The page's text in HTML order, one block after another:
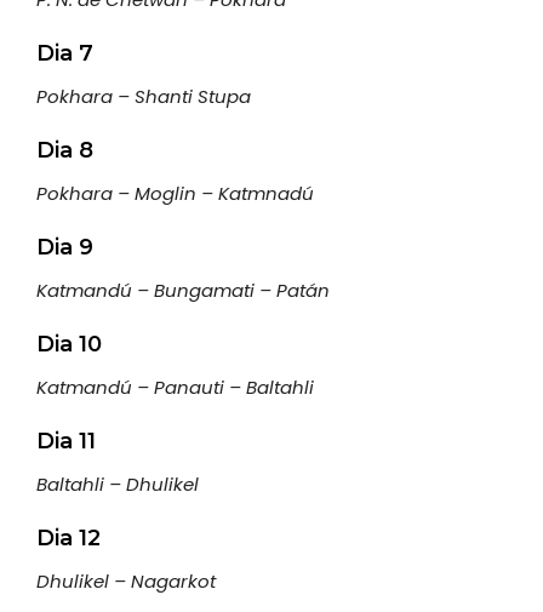
Dia 7
Pokhara – Shanti Stupa
Dia 8
Pokhara – Moglin – Katmnadú
Dia 9
Katmandú – Bungamati – Patán
Dia 10
Katmandú – Panauti – Baltahli
Dia 11
Baltahli – Dhulikel
Dia 12
Dhulikel – Nagarkot